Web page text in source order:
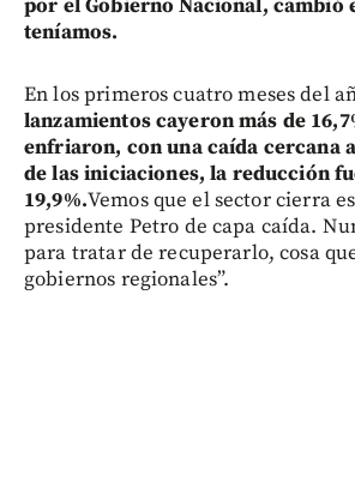
por el Gobierno Nacional, cambió
teníamos.
En los primeros cuatro meses del
lanzamientos cayeron más de
enfriaron, con una caída cercana
de las iniciaciones, la reducción
19,9%.Vemos que el sector cierra
presidente Petro de capa caída.
para tratar de recuperarlo, cosa
gobiernos regionales”.